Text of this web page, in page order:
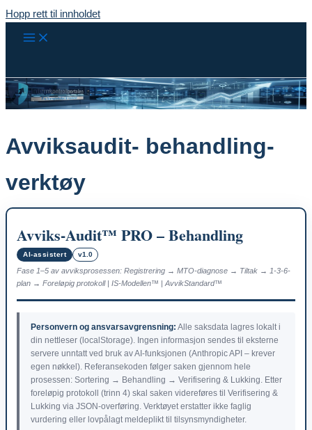
Hopp rett til innholdet
Avviksaudit- behandling-
verktøy
Avviks-Audit™ PRO – Behandling
AI-assistert v1.0
Fase 1–5 av avviksprosessen: Registrering → MTO-diagnose → Tiltak → 1-3-6-
plan → Foreløpig protokoll | IS-Modellen™ | AvvikStandard™
Personvern og ansvarsavgrensning: Alle saksdata lagres lokalt i
din nettleser (localStorage). Ingen informasjon sendes til eksterne
servere unntatt ved bruk av AI-funksjonen (Anthropic API – krever
egen nøkkel). Referansekoden følger saken gjennom hele
prosessen: Sortering → Behandling → Verifisering & Lukking. Etter
foreløpig protokoll (trinn 4) skal saken videreføres til Verifisering &
Lukking via JSON-overføring. Verktøyet erstatter ikke faglig
vurdering eller lovpålagt meldeplikt til tilsynsmyndigheter.